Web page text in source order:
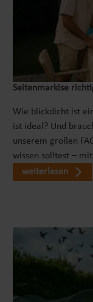
Tragegriff
komfortabel
Kilogramm
Transport
Arbeit, in
aufbauen, wo
schnelle,
Geschehens.
wird der
aufgebrachte
Montagebock
maximale
einzelnen
Arbeit
im Doppel
maximale
Seitenmarkise
Wie blickdicht ist
ist ideal? Und
unserem großen
wissen solltest –
weiterlesen